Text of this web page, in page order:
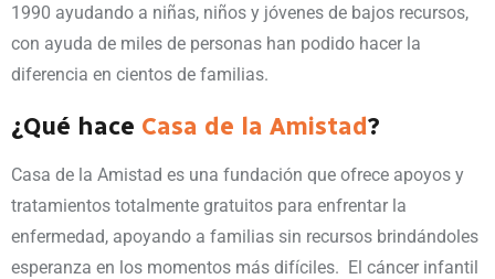
1990 ayudando a niñas, niños y jóvenes de bajos recursos,
con ayuda de miles de personas han podido hacer la
diferencia en cientos de familias.
¿Qué hace Casa de la Amistad?
Casa de la Amistad es una fundación que ofrece apoyos y
tratamientos totalmente gratuitos para enfrentar la
enfermedad, apoyando a familias sin recursos brindándoles
esperanza en los momentos más difíciles. El cáncer infantil